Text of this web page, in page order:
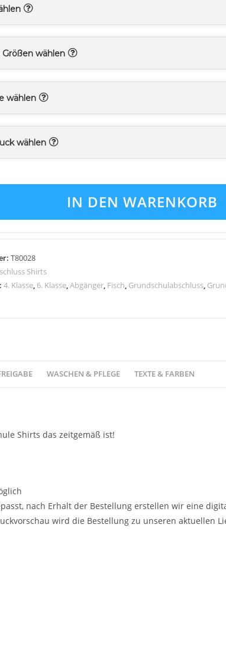
Größen wählen
wählen
wählen
IN DEN WARENKORB
T80028
Shirts
4. Klasse, 6. Klasse,Abgänger, Fisch, Grundschulabschluss,
WASCHEN & PFLEGE TEXTE & FARBEN
Shirts das zeitgemäß ist!
nach Erhalt der Bestellung erstellen wir eine
wird die Bestellung zu unseren aktuellen